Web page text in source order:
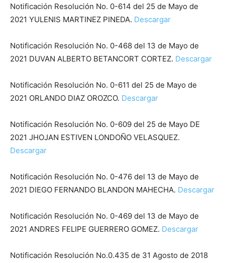
Notificación Resolución No. 0-614 del 25 de Mayo de
2021 YULENIS MARTINEZ PINEDA. Descargar
Notificación Resolución No. 0-468 del 13 de Mayo de
2021 DUVAN ALBERTO BETANCORT CORTEZ. Descargar
Notificación Resolución No. 0-611 del 25 de Mayo de
2021 ORLANDO DIAZ OROZCO. Descargar
Notificación Resolución No. 0-609 del 25 de Mayo DE
2021 JHOJAN ESTIVEN LONDOÑO VELASQUEZ.
Descargar
Notificación Resolución No. 0-476 del 13 de Mayo de
2021 DIEGO FERNANDO BLANDON MAHECHA. Descargar
Notificación Resolución No. 0-469 del 13 de Mayo de
2021 ANDRES FELIPE GUERRERO GOMEZ. Descargar
Notificación Resolución No.0.435 de 31 Agosto de 2018